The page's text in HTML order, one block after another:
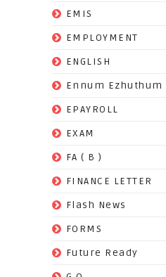
EMIS
EMPLOYMENT
ENGLISH
Ennum Ezhuthum
EPAYROLL
EXAM
FA ( B )
FINANCE LETTER
Flash News
FORMS
Future Ready